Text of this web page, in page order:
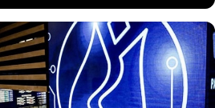
verilerine göre, yurt
yatırımcılar 19 Eylül